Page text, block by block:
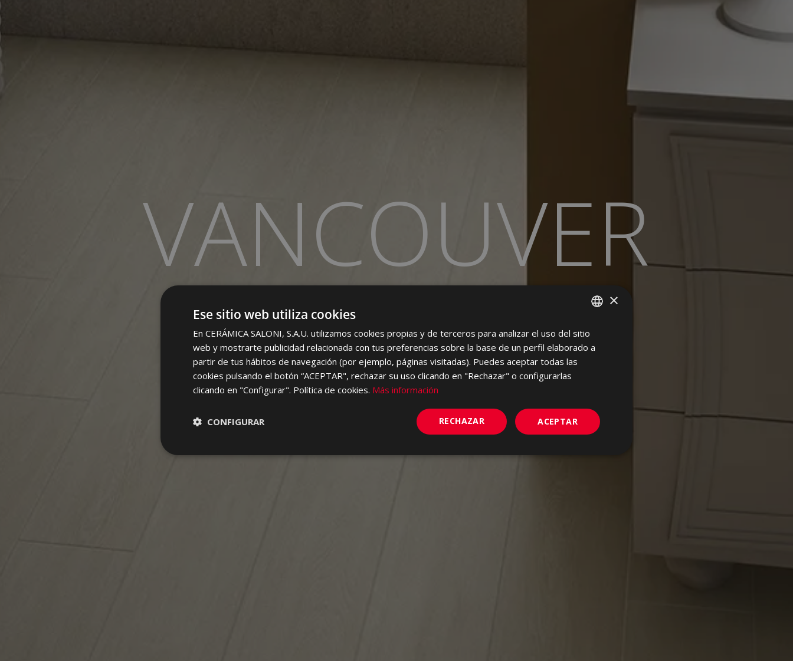
VANCOUVER
SPANISH
ENGLISH
PORTUGUESE
×
Ese sitio web utiliza cookies
En CERÁMICA SALONI, S.A.U. utilizamos cookies propias y de terceros para analizar el uso del sitio
web y mostrarte publicidad relacionada con tus preferencias sobre la base de un perfil elaborado a
partir de tus hábitos de navegación (por ejemplo, páginas visitadas). Puedes aceptar todas las
cookies pulsando el botón “ACEPTAR", rechazar su uso clicando en "Rechazar" o configurarlas
clicando en "Configurar". Política de cookies. Más información
ACEPTAR
RECHAZAR
CONFIGURAR